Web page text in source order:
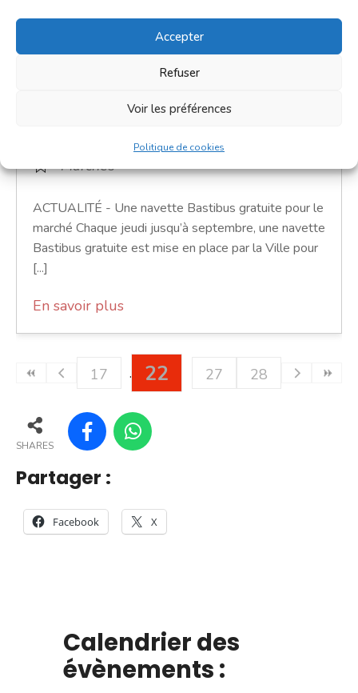
Accepter
Refuser
Voir les préférences
Politique de cookies
Grand marché du jeudi
8h00 - 13h00
Place Notre-Dame
Marchés
ACTUALITÉ - Une navette Bastibus gratuite pour le
marché Chaque jeudi jusqu’à septembre, une navette
Bastibus gratuite est mise en place par la Ville pour
[...]
En savoir plus
17 22 27 28
SHARES
Partager :
Facebook X
Calendrier des
évènements :